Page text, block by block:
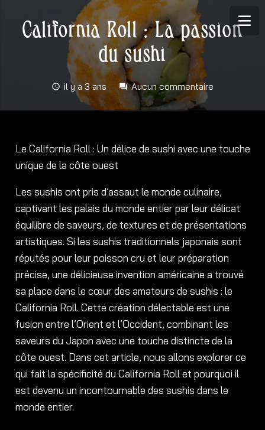
California Roll : La passion
du sushi
schedule il y a 3 ans forum Aucun commentaire
Le California Roll : Un délice de sushi avec une touche
unique de la côte ouest
Les sushis ont pris d’assaut le monde culinaire,
captivant les palais du monde entier par leur délicat
équilibre de saveurs, de textures et de présentations
artistiques. Si les sushis traditionnels japonais sont
réputés pour leur poisson cru et leur préparation
précise, une délicieuse invention américaine a trouvé
sa place dans le cœur des amateurs de sushis : le
California Roll. Cette création délectable est une
fusion entre l’Orient et l’Occident, combinant les
saveurs du Japon avec une touche distincte de la
côte ouest. Dans cet article, nous allons explorer ce
qui fait la spécificité du California Roll et pourquoi il
est devenu un incontournable des sushis dans le
monde entier.